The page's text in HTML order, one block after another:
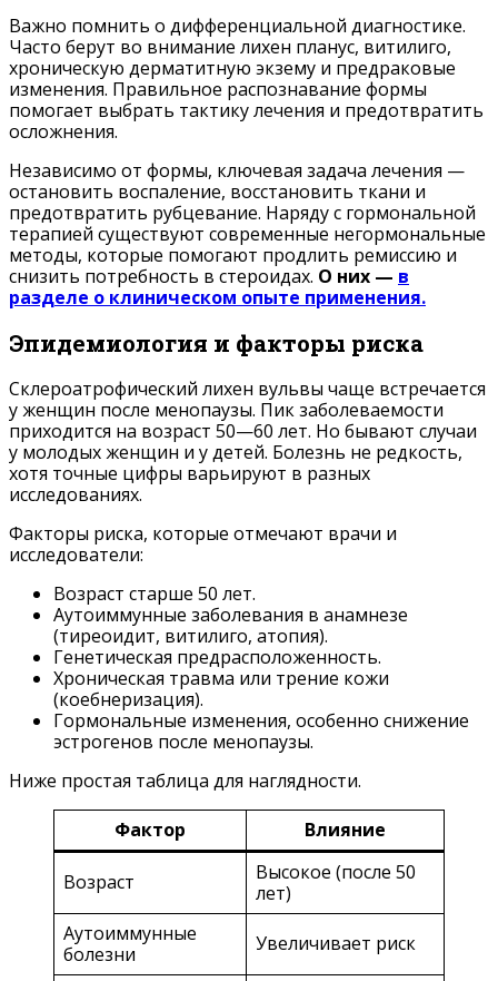
Важно помнить о дифференциальной диагностике.
Часто берут во внимание лихен планус, витилиго,
хроническую дерматитную экзему и предраковые
изменения. Правильное распознавание формы
помогает выбрать тактику лечения и предотвратить
осложнения.
Независимо от формы, ключевая задача лечения —
остановить воспаление, восстановить ткани и
предотвратить рубцевание. Наряду с гормональной
терапией существуют современные негормональные
методы, которые помогают продлить ремиссию и
снизить потребность в стероидах. О них — в
разделе о клиническом опыте применения.
Эпидемиология и факторы риска
Склероатрофический лихен вульвы чаще встречается
у женщин после менопаузы. Пик заболеваемости
приходится на возраст 50—60 лет. Но бывают случаи
у молодых женщин и у детей. Болезнь не редкость,
хотя точные цифры варьируют в разных
исследованиях.
Факторы риска, которые отмечают врачи и
исследователи:
Возраст старше 50 лет.
Аутоиммунные заболевания в анамнезе
(тиреоидит, витилиго, атопия).
Генетическая предрасположенность.
Хроническая травма или трение кожи
(коебнеризация).
Гормональные изменения, особенно снижение
эстрогенов после менопаузы.
Ниже простая таблица для наглядности.
Фактор
Влияние
Возраст
Высокое (после 50
лет)
Аутоиммунные
болезни
Увеличивает риск